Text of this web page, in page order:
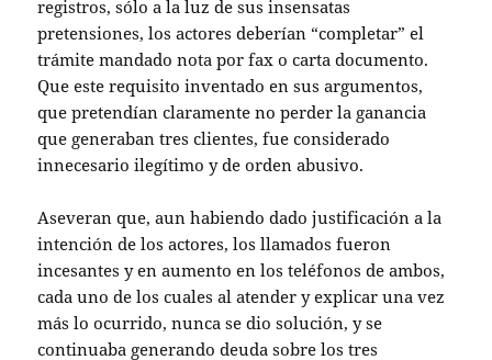
registros, sólo a la luz de sus insensatas
pretensiones, los actores deberían “completar” el
trámite mandado nota por fax o carta documento.
Que este requisito inventado en sus argumentos,
que pretendían claramente no perder la ganancia
que generaban tres clientes, fue considerado
innecesario ilegítimo y de orden abusivo.
Aseveran que, aun habiendo dado justificación a la
intención de los actores, los llamados fueron
incesantes y en aumento en los teléfonos de ambos,
cada uno de los cuales al atender y explicar una vez
más lo ocurrido, nunca se dio solución, y se
continuaba generando deuda sobre los tres